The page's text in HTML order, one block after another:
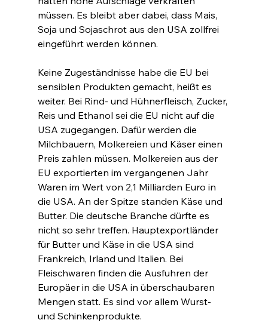
müssen. Es bleibt aber dabei, dass Mais,
Soja und Sojaschrot aus den USA zollfrei
eingeführt werden können.
Keine Zugeständnisse habe die EU bei
sensiblen Produkten gemacht, heißt es
weiter. Bei Rind- und Hühnerfleisch, Zucker,
Reis und Ethanol sei die EU nicht auf die
USA zugegangen. Dafür werden die
Milchbauern, Molkereien und Käser einen
Preis zahlen müssen. Molkereien aus der
EU exportierten im vergangenen Jahr
Waren im Wert von 2,1 Milliarden Euro in
die USA. An der Spitze standen Käse und
Butter. Die deutsche Branche dürfte es
nicht so sehr treffen. Hauptexportländer
für Butter und Käse in die USA sind
Frankreich, Irland und Italien. Bei
Fleischwaren finden die Ausfuhren der
Europäer in die USA in überschaubaren
Mengen statt. Es sind vor allem Wurst-
und Schinkenprodukte.